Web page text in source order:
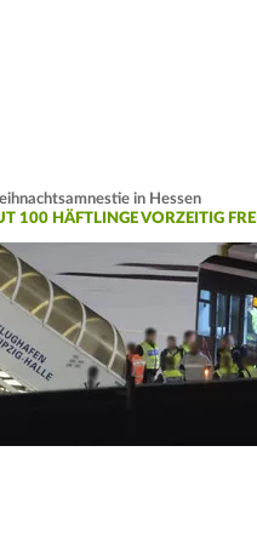
in Hessen
100 HÄFTLINGE VORZEITIG FREI